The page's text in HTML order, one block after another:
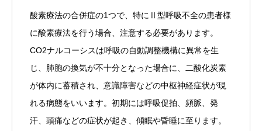
酸素療法の合併症の1つで、特にⅡ型呼吸不全の患者様
に酸素療法を行う場合、注意する必要があります。
CO2ナルコーシスは呼吸の自動調整機構に異常を生
じ、肺胞の換気が不十分となった場合に、二酸化炭素
が体内に蓄積され、意識障害などの中枢神経症状が現
れる病態をいいます。初期には呼吸促拍、頻脈、発
汗、頭痛などの症状が起き、傾眠や昏睡に至ります。